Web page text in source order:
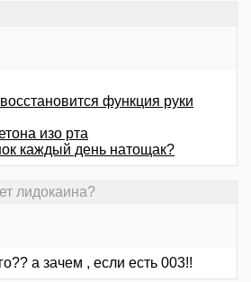
функция руки
изо рта
каждый день натощак?
лидокаина?
а зачем , если есть 003!!